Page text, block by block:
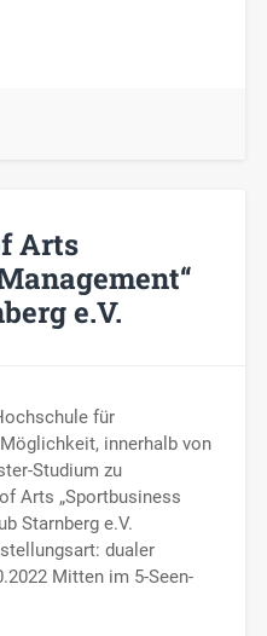
Arts
e.V.
für
innerhalb von
Studium zu
Arts „Sportbusiness
Starnberg e.V.
dualer
Mitten im 5-Seen-